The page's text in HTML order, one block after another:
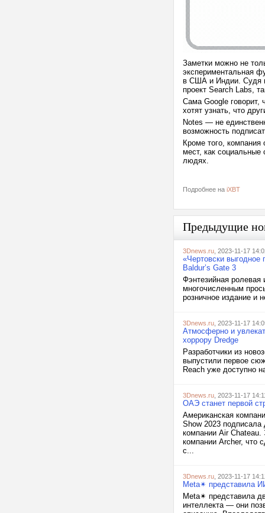
Заметки можно не
экспериментальная
в США и Индии. Судя
проект Search Labs,
Сама Google говорит,
хотят узнать, что
Notes — не
возможность
Кроме того,
мест, как
людях.
Подробнее на iXBT
Предыдущие
3Dnews.ru , 2023-11-17
«Чертовски выгодное
Baldur’s Gate 3
Фэнтезийная
многочисленным
розничное издание и
3Dnews.ru , 2023-11-17
Атмосферно и
хоррору Dredge
Разработчики из
выпустили первое
Reach уже доступно
3Dnews.ru , 2023-11-17
ОАЭ станет первой
Американская
Show 2023 подписала
компании Air Chateau.
компании Archer, что
с...
3Dnews.ru , 2023-11-17
Meta✴ представила
Meta✴ представила
интеллекта — они